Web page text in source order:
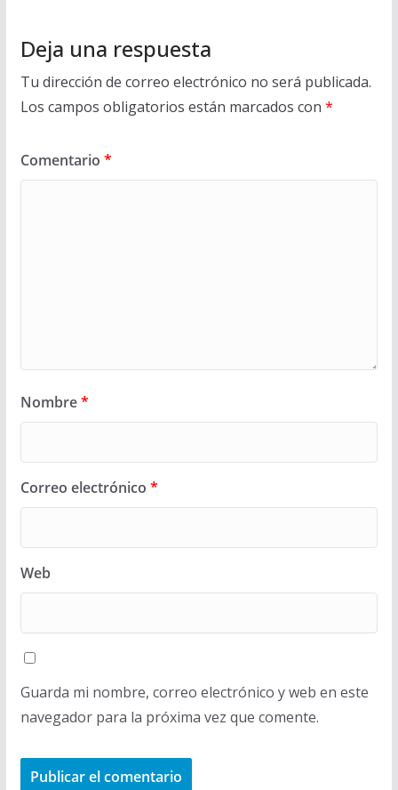
Deja una respuesta
Tu dirección de correo electrónico no será publicada.
Los campos obligatorios están marcados con *
Comentario *
Nombre*
Correo electrónico *
Web
Guarda mi nombre, correo electrónico y web en este
navegador para la próxima vez que comente.